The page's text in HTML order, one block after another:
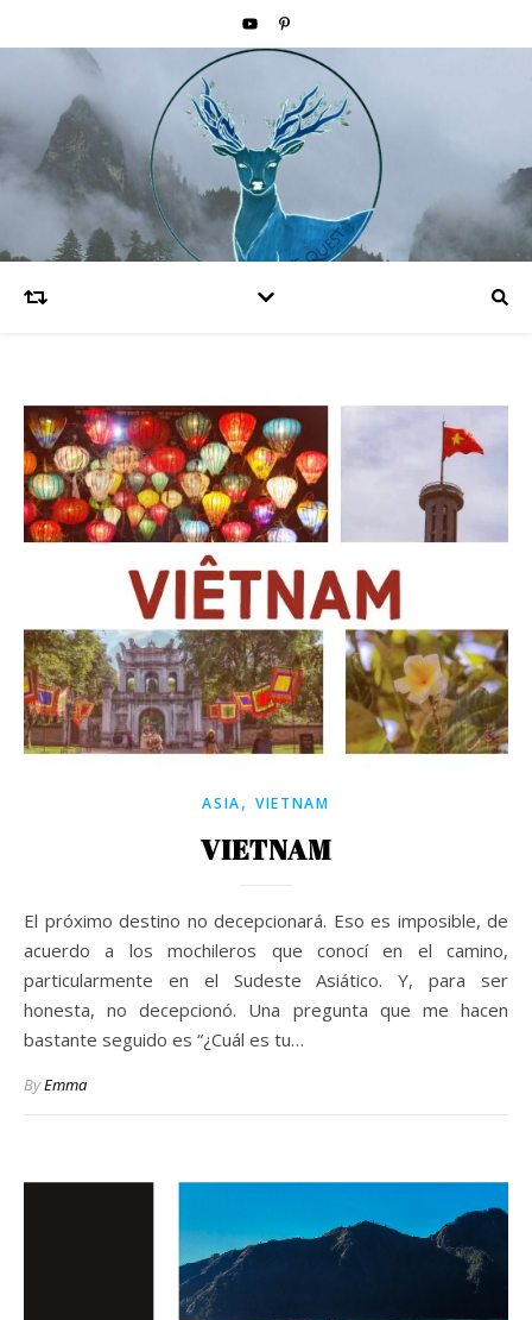
ASIA, VIETNAM
VIETNAM
El próximo destino no decepcionará. Eso es imposible, de
acuerdo a los mochileros que conocí en el camino,
particularmente en el Sudeste Asiático. Y, para ser
honesta, no decepcionó. Una pregunta que me hacen
bastante seguido es “¿Cuál es tu…
ByEmma